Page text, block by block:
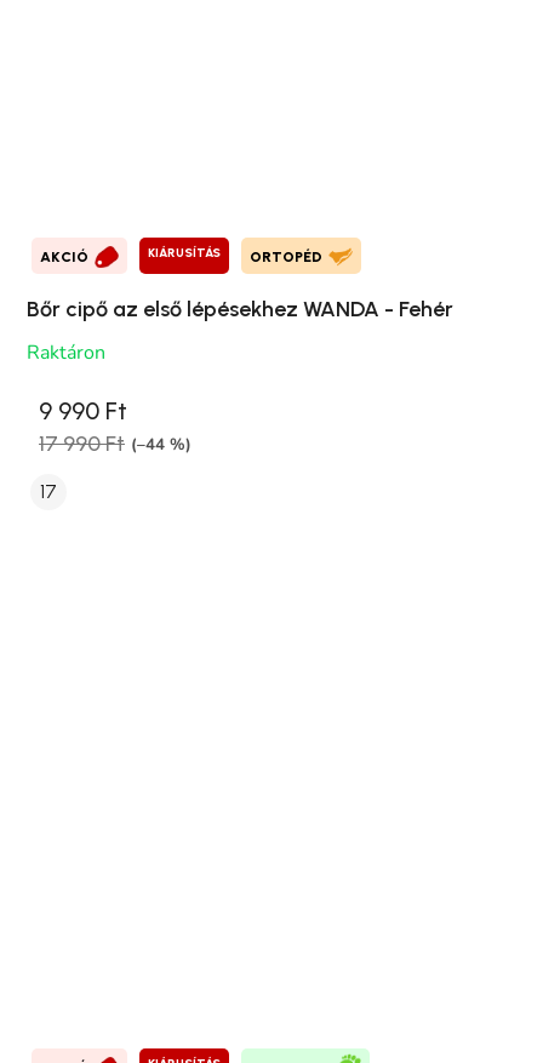
AKCIÓ KIÁRUSÍTÁS ORTOPÉD
Bőr cipő az első lépésekhez WANDA - Fehér
Raktáron
9 990 Ft
17 990 Ft (–44 %)
17